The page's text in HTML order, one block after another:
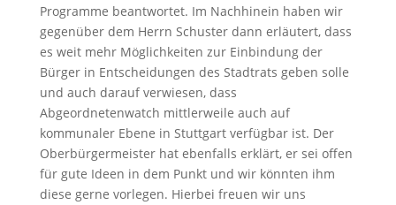
Programme beantwortet. Im Nachhinein haben wir
gegenüber dem Herrn Schuster dann erläutert, dass
es weit mehr Möglichkeiten zur Einbindung der
Bürger in Entscheidungen des Stadtrats geben solle
und auch darauf verwiesen, dass
Abgeordnetenwatch mittlerweile auch auf
kommunaler Ebene in Stuttgart verfügbar ist. Der
Oberbürgermeister hat ebenfalls erklärt, er sei offen
für gute Ideen in dem Punkt und wir könnten ihm
diese gerne vorlegen. Hierbei freuen wir uns